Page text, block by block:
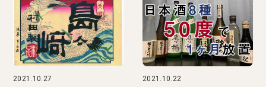
2021.10.27 2021.10.22